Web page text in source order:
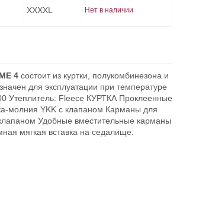
XXXXL Нет в наличии
4 состоит из куртки, полукомбинезона и
для эксплуатации при температуре
Утеплитель: Fleece КУРТКА Проклеенные
молния YKK с клапаном Карманы для
Удобные вместительные карманы
мягкая вставка на седалище.